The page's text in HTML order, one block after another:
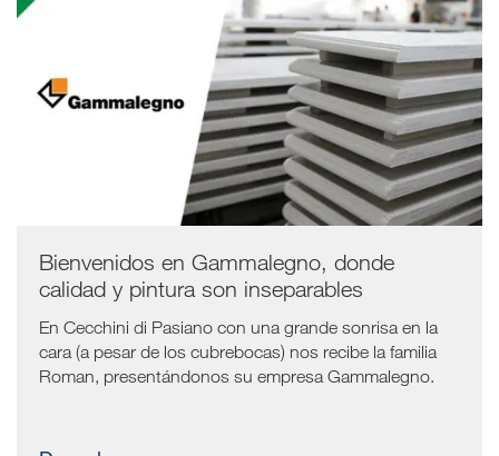
Bienvenidos en Gammalegno, donde
calidad y pintura son inseparables
En Cecchini di Pasiano con una grande sonrisa en la
cara (a pesar de los cubrebocas) nos recibe la familia
Roman, presentándonos su empresa Gammalegno.